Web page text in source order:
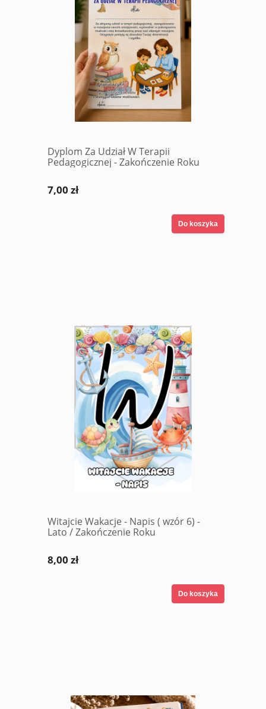
Dyplom Za Udział W Terapii
Pedagogicznej - Zakończenie Roku
7,00 zł
Do koszyka
Witajcie Wakacje - Napis ( wzór 6) -
Lato / Zakończenie Roku
8,00 zł
Do koszyka